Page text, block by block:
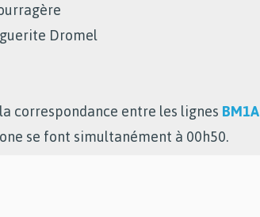
Dromel
correspondance entre les lignes BM1A
se font simultanément à 00h50.